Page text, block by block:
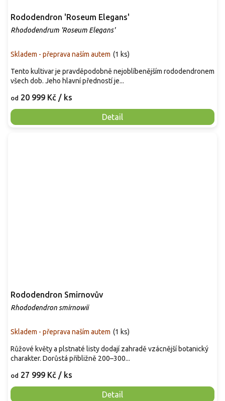
Rododendron 'Roseum Elegans'
Rhododendrum 'Roseum Elegans'
Skladem - přeprava naším autem (1 ks)
od 20 999 Kč / ks
Detail
Tento kultivar je pravděpodobně nejoblíbenějším rododendronem
všech dob. Jeho hlavní předností je...
Rododendron Smirnovův
Rhododendron smirnowii
Skladem - přeprava naším autem (1 ks)
od 27 999 Kč / ks
Detail
Růžové květy a plstnaté listy dodají zahradě vzácnější botanický
charakter. Dorůstá přibližně 200–300...